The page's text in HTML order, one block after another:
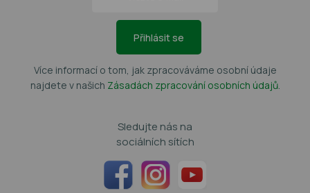
Přihlásit se
Více informací o tom, jak zpracováváme osobní údaje
najdete v našich Zásadách zpracování osobních údajů.
Sledujte nás na
sociálních sítích